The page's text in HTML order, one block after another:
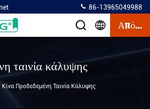
86-13965049988
Απόσπασμα
ταινία κάλυψης
Κίνα Προδεδεμένη Ταινία Κάλυψης